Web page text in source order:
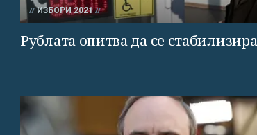
ИЗБОРИ 2021
Рублата опитва да се стабилизира